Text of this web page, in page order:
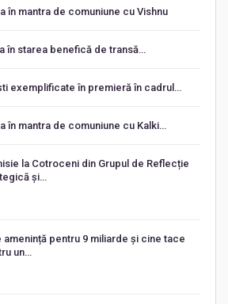
în mantra de comuniune cu Vishnu
în starea benefică de transă…
exemplificate în premieră în cadrul…
în mantra de comuniune cu Kalki…
la Cotroceni din Grupul de Reflecție
și…
amenință pentru 9 miliarde și cine tace
un…